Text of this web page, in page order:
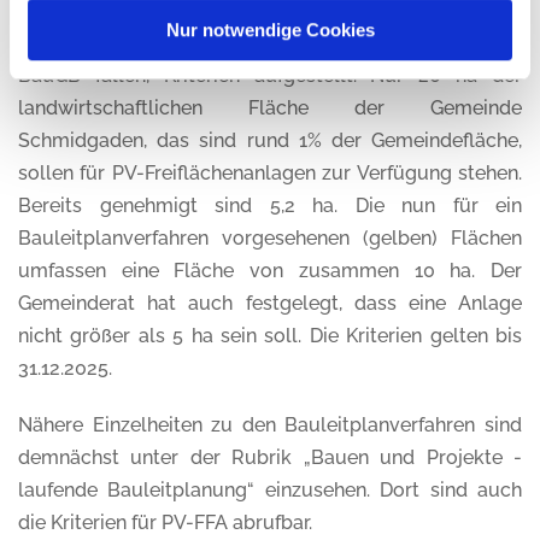
Nur notwendige Cookies
Die Gemeinde Schmidgaden hat zu Photovoltaik-
Freiflächenanlagen, die nicht unter § 35 Abs. 1 Nr. 8
BauGB fallen, Kriterien aufgestellt. Nur 20 ha der
landwirtschaftlichen Fläche der Gemeinde
Schmidgaden, das sind rund 1% der Gemeindefläche,
sollen für PV-Freiflächenanlagen zur Verfügung stehen.
Bereits genehmigt sind 5,2 ha. Die nun für ein
Bauleitplanverfahren vorgesehenen (gelben) Flächen
umfassen eine Fläche von zusammen 10 ha. Der
Gemeinderat hat auch festgelegt, dass eine Anlage
nicht größer als 5 ha sein soll. Die Kriterien gelten bis
31.12.2025.
Nähere Einzelheiten zu den Bauleitplanverfahren sind
demnächst unter der Rubrik „Bauen und Projekte -
laufende Bauleitplanung“ einzusehen. Dort sind auch
die Kriterien für PV-FFA abrufbar.